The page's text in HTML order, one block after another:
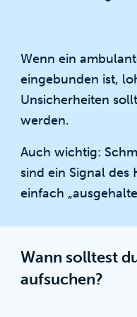
Wenn ein
eingebunden ist,
Unsicherheiten
werden.
Auch wichtig:
sind ein Signal
einfach
Wann solltest
aufsuchen?